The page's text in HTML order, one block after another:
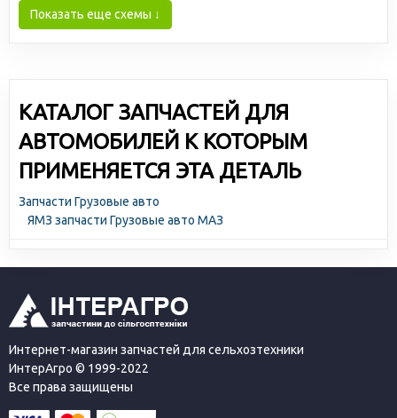
Показать еще схемы ↓
КАТАЛОГ ЗАПЧАСТЕЙ ДЛЯ
АВТОМОБИЛЕЙ К КОТОРЫМ
ПРИМЕНЯЕТСЯ ЭТА ДЕТАЛЬ
Запчасти Грузовые авто
ЯМЗ запчасти Грузовые авто МАЗ
Интернет-магазин запчастей для сельхозтехники
ИнтерАгро © 1999-2022
Все права защищены